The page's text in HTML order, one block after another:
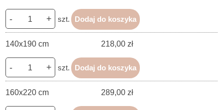
- + szt. Dodaj do koszyka
140x190 cm 218,00 zł
- + szt. Dodaj do koszyka
160x220 cm 289,00 zł